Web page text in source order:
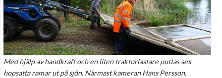
Med hjälp av handkraft och en liten traktorlastare puttas sex
hopsatta ramar ut på sjön. Närmast kameran Hans Persson,